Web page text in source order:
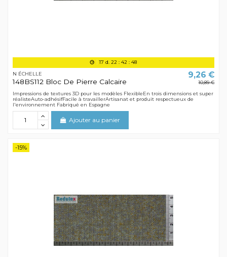
17 d. 22 :42 :48
N ÉCHELLE
148BS112 Bloc De Pierre Calcaire
9,26 €
10,89 €
Impressions de textures 3D pour les modèles FlexibleEn trois dimensions et super
réalisteAuto-adhésifFacile à travaillerArtisanat et produit respectueux de
l'environnement Fabriqué en Espagne
Ajouter au panier
-15%